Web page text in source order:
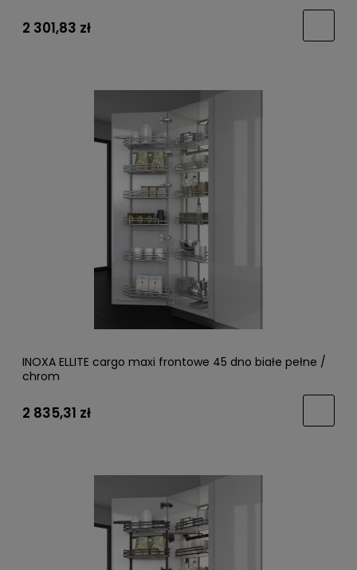
2 301,83 zł
INOXA ELLITE cargo maxi frontowe 45 dno białe pełne /
chrom
2 835,31 zł